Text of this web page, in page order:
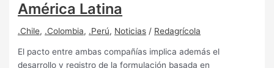
América Latina
.Chile, .Colombia, .Perú, Noticias / Redagrícola
El pacto entre ambas compañías implica además el
desarrollo y registro de la formulación basada en